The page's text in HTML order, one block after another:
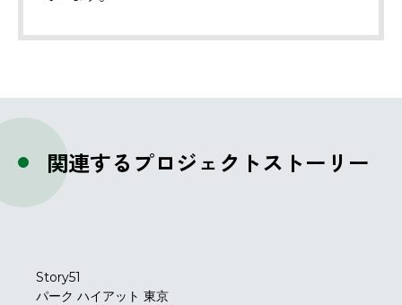
関連するプロジェクトストーリー
Story51
パーク ハイアット 東京